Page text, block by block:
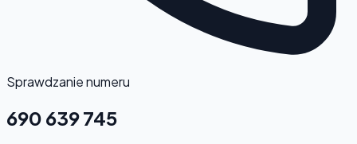
Sprawdzanie numeru
690 639 745